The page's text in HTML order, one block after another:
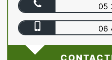
05
06